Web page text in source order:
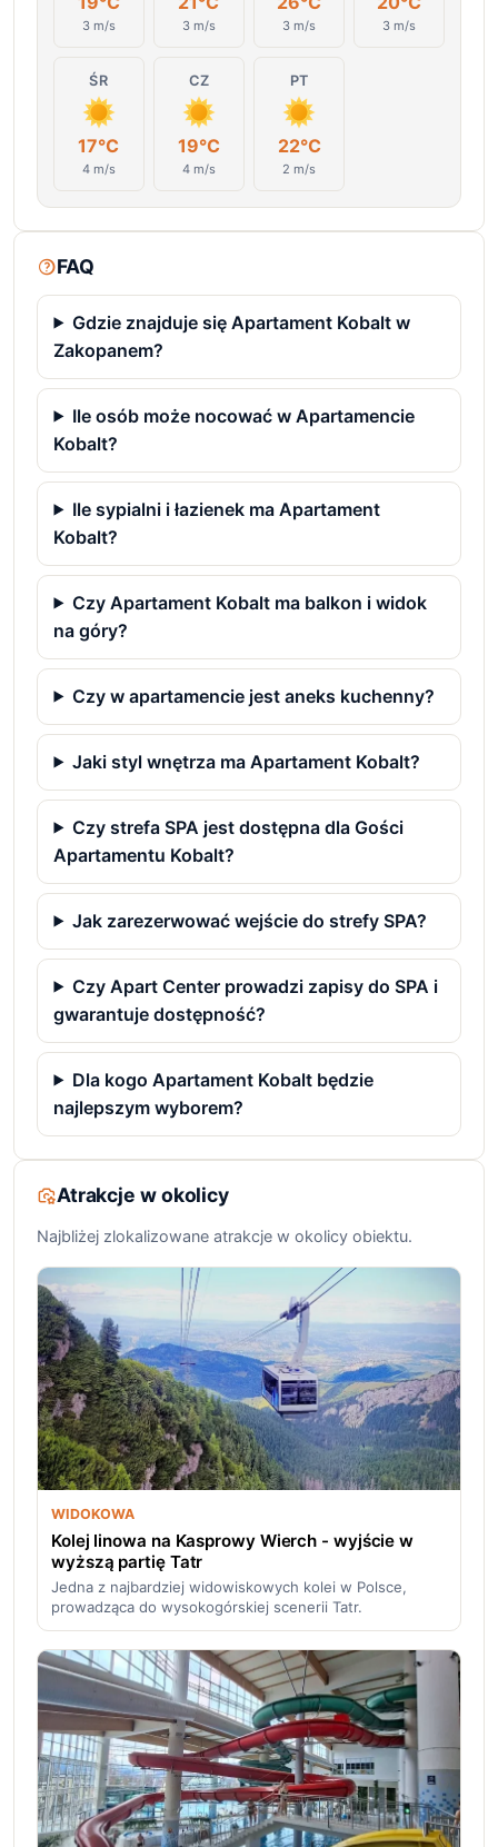
3 m/s 3 m/s 3 m/s 3 m/s
ŚR
17°C
4 m/s
CZ
19°C
4 m/s
PT
22°C
2 m/s
FAQ
Gdzie znajduje się Apartament Kobalt w
Zakopanem?
Ile osób może nocować w Apartamencie
Kobalt?
Ile sypialni i łazienek ma Apartament
Kobalt?
Czy Apartament Kobalt ma balkon i widok
na góry?
Czy w apartamencie jest aneks kuchenny?
Jaki styl wnętrza ma Apartament Kobalt?
Czy strefa SPA jest dostępna dla Gości
Apartamentu Kobalt?
Jak zarezerwować wejście do strefy SPA?
Czy Apart Center prowadzi zapisy do SPA i
gwarantuje dostępność?
Dla kogo Apartament Kobalt będzie
najlepszym wyborem?
Atrakcje w okolicy
Najbliżej zlokalizowane atrakcje w okolicy obiektu.
WIDOKOWA
Kolej linowa na Kasprowy Wierch - wyjście w
wyższą partię Tatr
Jedna z najbardziej widowiskowych kolei w Polsce,
prowadząca do wysokogórskiej scenerii Tatr.